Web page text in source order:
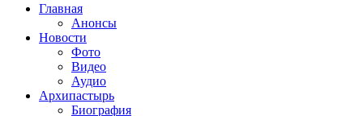
Главная
Анонсы
Новости
Фото
Видео
Аудио
Архипастырь
Биография